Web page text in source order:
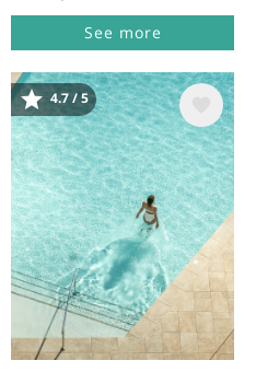
See more
Afbeelding
4.7 / 5